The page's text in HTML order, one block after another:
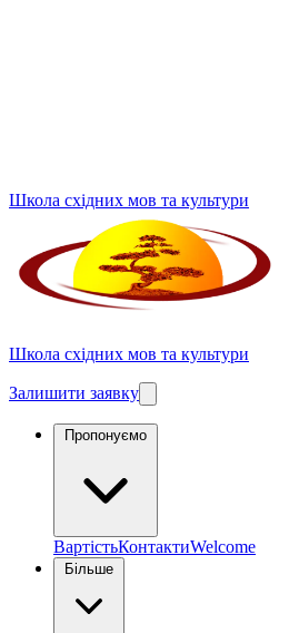
Школа східних мов та культури
Школа східних мов та культури
Залишити заявку
ВартістьКонтактиWelcome